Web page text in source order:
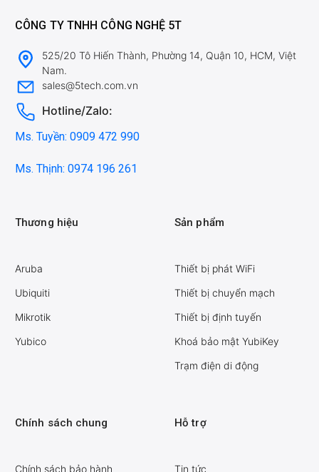
CÔNG TY TNHH CÔNG NGHỆ 5T
525/20 Tô Hiến Thành, Phường 14, Quận 10, HCM, Việt
Nam.
sales@5tech.com.vn
Hotline/Zalo:
Ms. Tuyền: 0909 472 990
Ms. Thịnh: 0974 196 261
Thương hiệu
Aruba
Ubiquiti
Mikrotik
Yubico
Sản phẩm
Thiết bị phát WiFi
Thiết bị chuyển mạch
Thiết bị định tuyến
Khoá bảo mật YubiKey
Trạm điện di động
Chính sách chung
Chính sách bảo hành
Hỗ trợ
Tin tức